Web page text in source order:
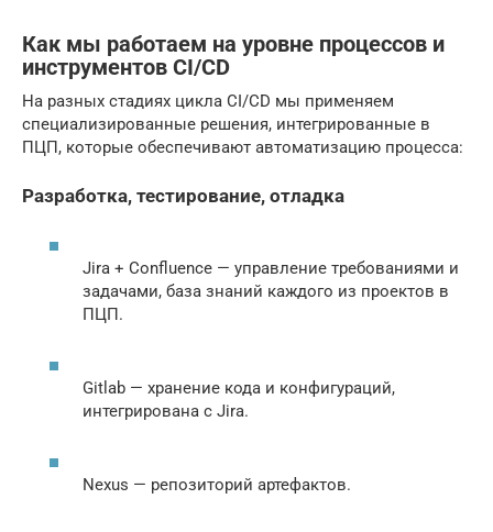
Как мы работаем на уровне процессов и
инструментов CI/CD
На разных стадиях цикла CI/CD мы применяем
специализированные решения, интегрированные в
ПЦП, которые обеспечивают автоматизацию процесса:
Разработка, тестирование, отладка
Jira + Confluence — управление требованиями и
задачами, база знаний каждого из проектов в
ПЦП.
Gitlab — хранение кода и конфигураций,
интегрирована с Jira.
Nexus — репозиторий артефактов.